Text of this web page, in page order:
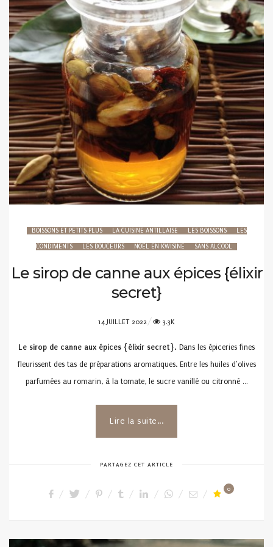
BOISSONS ET PETITS PLUS LA CUISINE ANTILLAISE LES BOISSONS LES
CONDIMENTS LES DOUCEURS NOËL EN KWISINE SANS ALCOOL
Le sirop de canne aux épices {élixir
secret}
POSTED
14 JUILLET 2022 3.3K
Le sirop de canne aux épices {élixir secret}. Dans les épiceries fines
fleurissent des tas de préparations aromatiques. Entre les huiles d’olives
parfumées au romarin, à la tomate, le sucre vanillé ou citronné …
Lire la suite...
PARTAGEZ CET ARTICLE
0